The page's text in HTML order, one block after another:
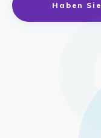
Haben